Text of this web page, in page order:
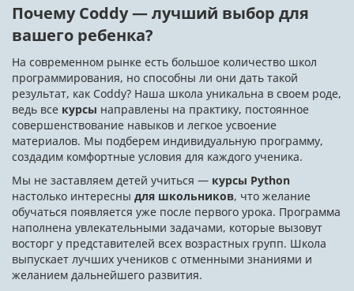
Почему Coddy — лучший выбор для
вашего ребенка?
На современном рынке есть большое количество школ
программирования, но способны ли они дать такой
результат, как Coddy? Наша школа уникальна в своем роде,
ведь все курсы направлены на практику, постоянное
совершенствование навыков и легкое усвоение
материалов. Мы подберем индивидуальную программу,
создадим комфортные условия для каждого ученика.
Мы не заставляем детей учиться — курсы Python
настолько интересны для школьников, что желание
обучаться появляется уже после первого урока. Программа
наполнена увлекательными задачами, которые вызовут
восторг у представителей всех возрастных групп. Школа
выпускает лучших учеников с отменными знаниями и
желанием дальнейшего развития.